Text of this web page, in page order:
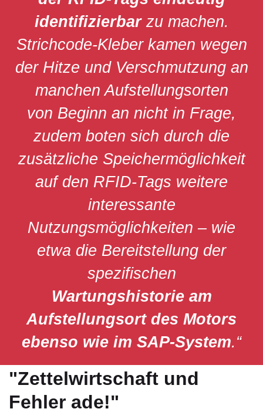
identifizierbar zu machen.
Strichcode-Kleber kamen wegen
der Hitze und Verschmutzung an
manchen Aufstellungsorten
von Beginn an nicht in Frage,
zudem boten sich durch die
zusätzliche Speichermöglichkeit
auf den RFID-Tags weitere
interessante
Nutzungsmöglichkeiten – wie
etwa die Bereitstellung der
spezifischen
Wartungshistorie am
Aufstellungsort des Motors
ebenso wie im SAP-System.“
"Zettelwirtschaft und
Fehler ade!"